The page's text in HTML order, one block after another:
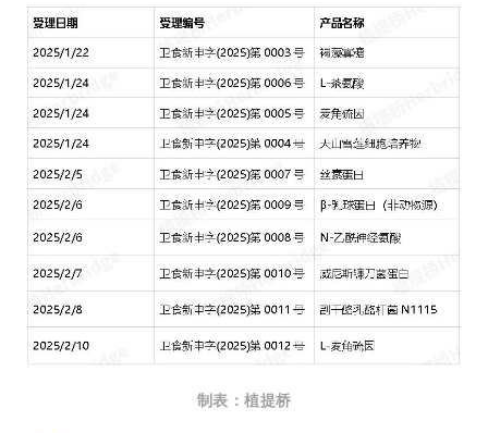
制表：植提桥